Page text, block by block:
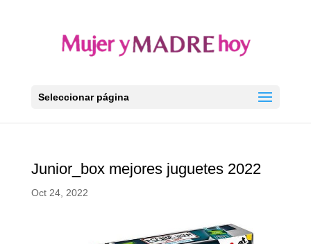
Seleccionar página
Junior_box mejores juguetes 2022
Oct 24, 2022